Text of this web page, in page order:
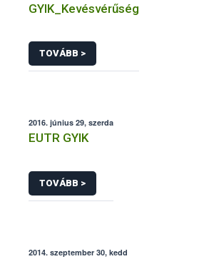
GYIK_Kevésvérűség
TOVÁBB >
2016. június 29, szerda
EUTR GYIK
TOVÁBB >
2014. szeptember 30, kedd